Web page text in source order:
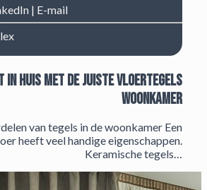
| E-mail
huis met de juiste vloertegels
woonkamer
van tegels in de woonkamer Een
heeft veel handige eigenschappen.
Keramische tegels…